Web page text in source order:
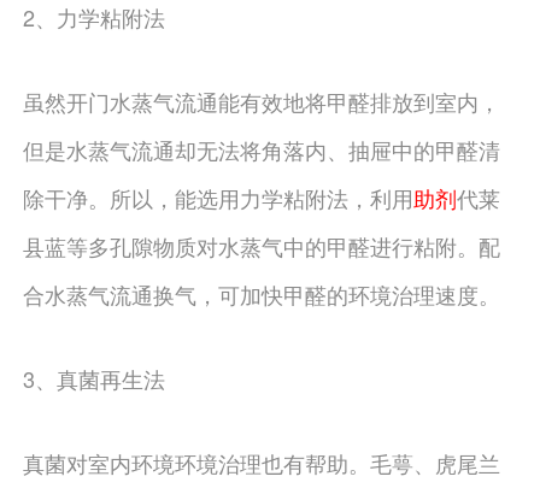
2、力学粘附法
虽然开门水蒸气流通能有效地将甲醛排放到室内，
但是水蒸气流通却无法将角落内、抽屉中的甲醛清
除干净。所以，能选用力学粘附法，利用助剂代莱
县蓝等多孔隙物质对水蒸气中的甲醛进行粘附。配
合水蒸气流通换气，可加快甲醛的环境治理速度。
3、真菌再生法
真菌对室内环境环境治理也有帮助。毛萼、虎尾兰